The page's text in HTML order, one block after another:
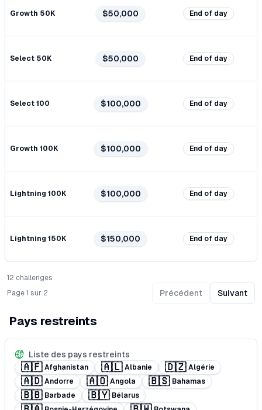
Growth 50K $50,000 End of day
Select 50K $50,000 End of day
Select 100 $100,000 End of day
Growth 100K $100,000 End of day
Lightning 100K $100,000 End of day
Lightning 150K $150,000 End of day
12 challenges
Page 1 sur 2 Précédent Suivant
Pays restreints
Liste des pays restreints
🇦🇫 Afghanistan 🇦🇱 Albanie 🇩🇿 Algérie
🇦🇩 Andorre 🇦🇴 Angola 🇧🇸 Bahamas
🇧🇧 Barbade 🇧🇾 Bélarus